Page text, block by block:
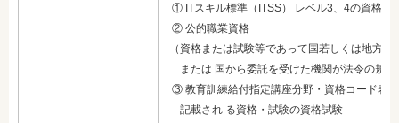
① ITスキル標準（ITSS） レベル3、4の資格試
② 公的職業資格
（資格または試験等であって国若しくは地方公
または 国から委託を受けた機関が法令の規
③ 教育訓練給付指定講座分野・資格コード表
記載され る資格・試験の資格試験